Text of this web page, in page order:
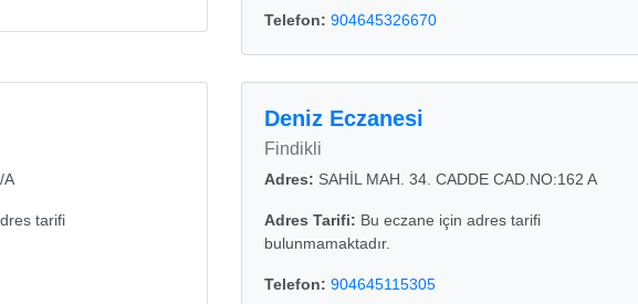
Telefon: 904645326670
A
tarifi
Deniz Eczanesi
Findikli
Adres: SAHİL MAH. 34. CADDE CAD.NO:162 A
Adres Tarifi: Bu eczane için adres tarifi
bulunmamaktadır.
Telefon: 904645115305